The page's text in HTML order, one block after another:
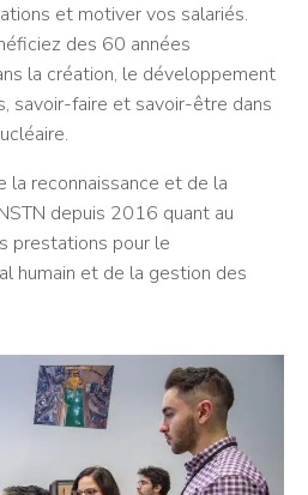
et motiver vos salariés.
des 60 années
la création, le développement
savoir-faire et savoir-être dans
la reconnaissance et de la
depuis 2016 quant au
prestations pour le
humain et de la gestion des